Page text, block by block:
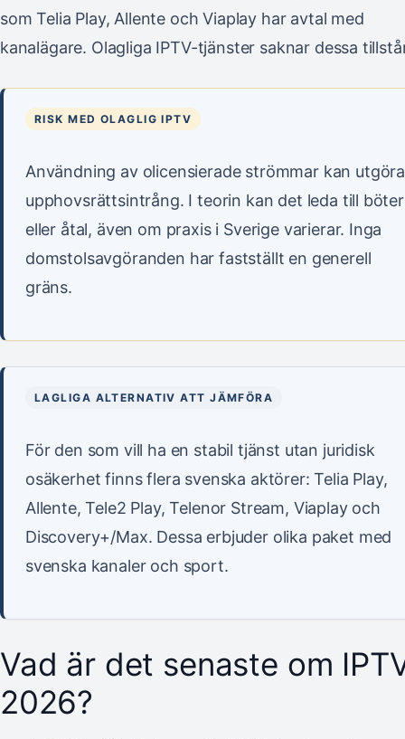
som Telia Play, Allente och Viaplay har avtal med
kanalägare. Olagliga IPTV-tjänster saknar dessa
RISK MED OLAGLIG IPTV
Användning av olicensierade strömmar kan utgöra
upphovsrättsintrång. I teorin kan det leda till böter
eller åtal, även om praxis i Sverige varierar. Inga
domstolsavgöranden har fastställt en generell
gräns.
LAGLIGA ALTERNATIV ATT JÄMFÖRA
För den som vill ha en stabil tjänst utan juridisk
osäkerhet finns flera svenska aktörer: Telia Play,
Allente, Tele2 Play, Telenor Stream, Viaplay och
Discovery+/Max. Dessa erbjuder olika paket med
svenska kanaler och sport.
Vad är det senaste om
2026?